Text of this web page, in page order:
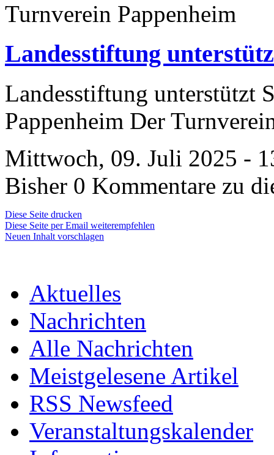
Turnverein Pappenheim
Landesstiftung
Landesstiftung unterstützt
Pappenheim Der
Mittwoch, 09. Juli 2025 -
Bisher 0 Kommentare zu
Diese Seite drucken
Diese Seite per Email weiterempfehlen
Neuen Inhalt vorschlagen
Aktuelles
Nachrichten
Alle Nachrichten
Meistgelesene Artikel
RSS Newsfeed
Veranstaltungskalender